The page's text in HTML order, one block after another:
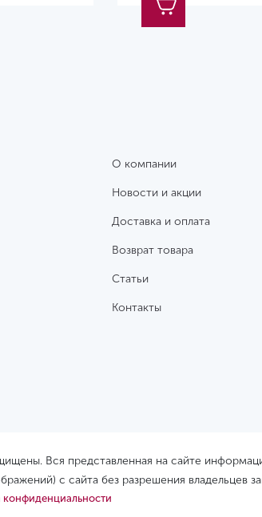
О компании
Новости и акции
Доставка и оплата
Возврат товара
Статьи
Контакты
Вся представленная на сайте
с сайта без разрешения владельцев
конфиденциальности